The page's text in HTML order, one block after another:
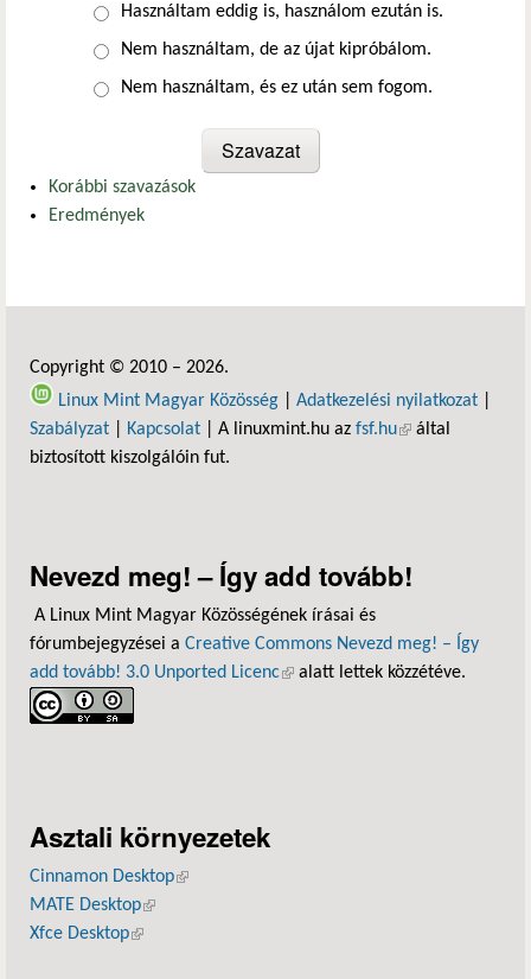
Választások
Használtam eddig is, használom ezután is.
Nem használtam, de az újat kipróbálom.
Nem használtam, és ez után sem fogom.
Korábbi szavazások
Eredmények
Copyright © 2010 – 2026.
Linux Mint Magyar Közösség
Adatkezelési nyilatkozat
Szabályzat
Kapcsolat | A linuxmint.hu az fsf.hu(külső hivatkozás)
által
biztosított kiszolgálóin fut.
Nevezd meg! – Így add tovább!
A Linux Mint Magyar Közösségének írásai és
fórumbejegyzései a Creative Commons Nevezd meg! – Így
add tovább! 3.0 Unported Licenc(külső hivatkozás)
alatt lettek közzétéve.
Asztali környezetek
Cinnamon Desktop(külső hivatkozás)
MATE Desktop(külső hivatkozás)
Xfce Desktop(külső hivatkozás)